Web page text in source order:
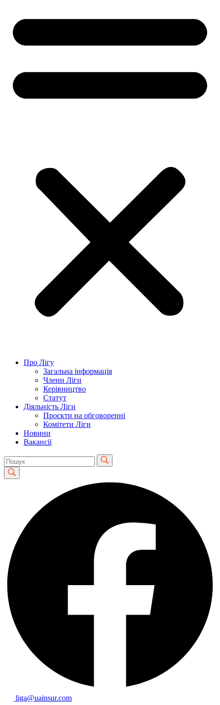
Про Лігу
Загальна інформація
Члени Ліги
Керівництво
Статут
Діяльність Ліги
Проєкти на обговоренні
Комітети Ліги
Новини
Вакансії
liga@uainsur.com